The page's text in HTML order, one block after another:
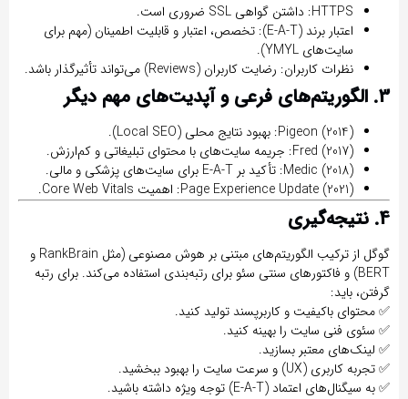
HTTPS: داشتن گواهی SSL ضروری است.
اعتبار برند (E-A-T):
تخصص، اعتبار و قابلیت اطمینان (مهم برای
سایت‌های YMYL).
نظرات کاربران: رضایت کاربران (Reviews) می‌تواند تأثیرگذار باشد.
3. الگوریتم‌های فرعی و آپدیت‌های مهم دیگر
Pigeon (2014): بهبود نتایج محلی (Local SEO).
Fred (2017): جریمه سایت‌های با محتوای تبلیغاتی و کم‌ارزش.
Medic (2018): تأکید بر E-A-T برای سایت‌های پزشکی و مالی.
Page Experience Update (2021): اهمیت Core Web Vitals.
4. نتیجه‌گیری
گوگل از ترکیب
الگوریتم‌های مبتنی بر هوش مصنوعی (مثل RankBrain و
BERT) و فاکتورهای سنتی سئو برای رتبه‌بندی استفاده می‌کند. برای رتبه
گرفتن، باید:
✅محتوای باکیفیت و کاربرپسند تولید کنید.
✅ سئوی فنی سایت را بهینه کنید.
✅ لینک‌های معتبر بسازید.
✅تجربه کاربری (UX) و سرعت سایت
را بهبود ببخشید.
✅به سیگنال‌های اعتماد (E-A-T)
توجه ویژه داشته باشید.